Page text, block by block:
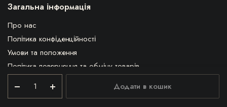
чоловіча
біла
Додати в кошик
Загальна інформація
Про нас
Політика конфіденційності
Умови та положення
Політика повернення та обміну товарів
Надати відгук про сайт